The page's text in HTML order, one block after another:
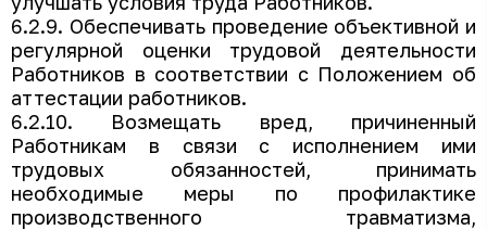
6.2.9. Обеспечивать проведение объективной и
регулярной оценки трудовой деятельности
Работников в соответствии с Положением об
аттестации работников.
6.2.10. Возмещать вред, причиненный
Работникам в связи с исполнением ими
трудовых обязанностей, принимать
необходимые меры по профилактике
производственного травматизма,